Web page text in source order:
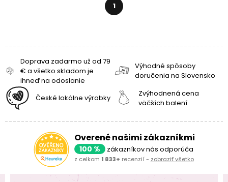
1
Doprava zadarmo už od 79
€ a všetko skladom je
ihneď na odoslanie
Výhodné spôsoby
doručenia na Slovensko
České lokálne výrobky
Zvýhodnená cena
väčších balení
Overené našimi zákazníkmi
100 % zákazníkov nás odporúča
z celkom 1 833+ recenzií - zobraziť všetko